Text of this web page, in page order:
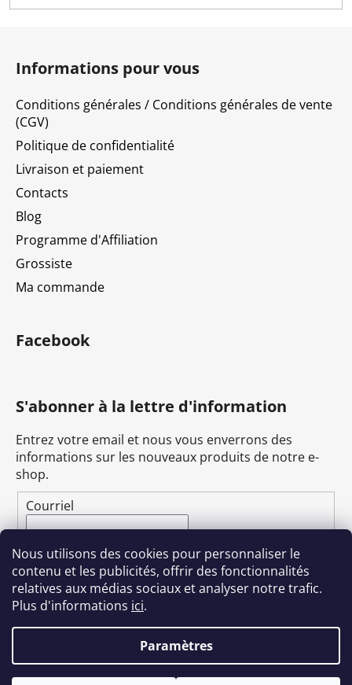
Nous utilisons des cookies pour personnaliser le
contenu et les publicités, offrir des fonctionnalités
relatives aux médias sociaux et analyser notre trafic.
Plus d'informations ici.
Paramètres
Informations pour vous
Conditions générales / Conditions générales de vente
(CGV)
Politique de confidentialité
Livraison et paiement
Contacts
Blog
Programme d'Affiliation
Grossiste
Ma commande
Facebook
S'abonner à la lettre d'information
Entrez votre email et nous vous enverrons des
informations sur les nouveaux produits de notre e-
shop.
Courriel
En renseignant votre e-mail, vous acceptez
la
politique de confidentialité.
S'ABONNER